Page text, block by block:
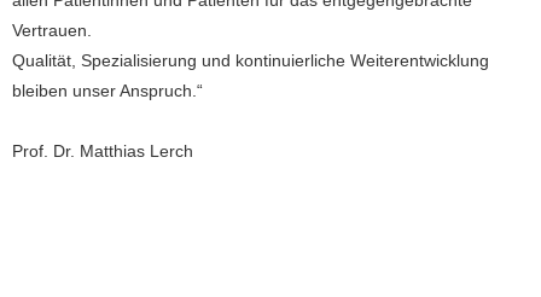
Vertrauen.
Qualität, Spezialisierung und kontinuierliche Weiterentwicklung
bleiben unser Anspruch.“
Prof. Dr. Matthias Lerch